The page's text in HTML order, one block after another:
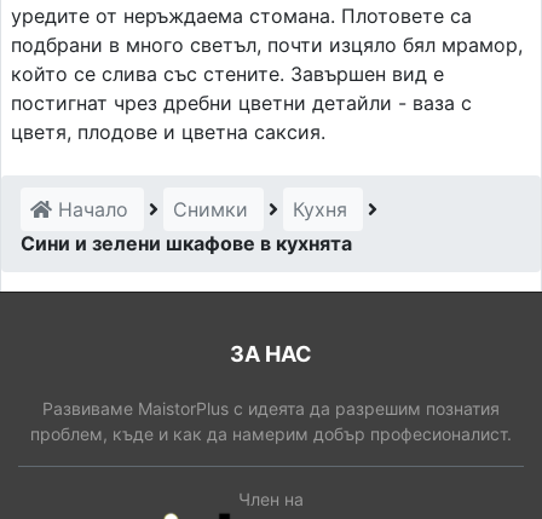
уредите от неръждаема стомана. Плотовете са
подбрани в много светъл, почти изцяло бял мрамор,
който се слива със стените. Завършен вид е
постигнат чрез дребни цветни детайли - ваза с
цветя, плодове и цветна саксия.
Начало Снимки
Кухня
Сини и зелени шкафове в кухнята
ЗА НАС
Развиваме MaistorPlus с идеята да разрешим познатия
проблем, къде и как да намерим добър професионалист.
Член на